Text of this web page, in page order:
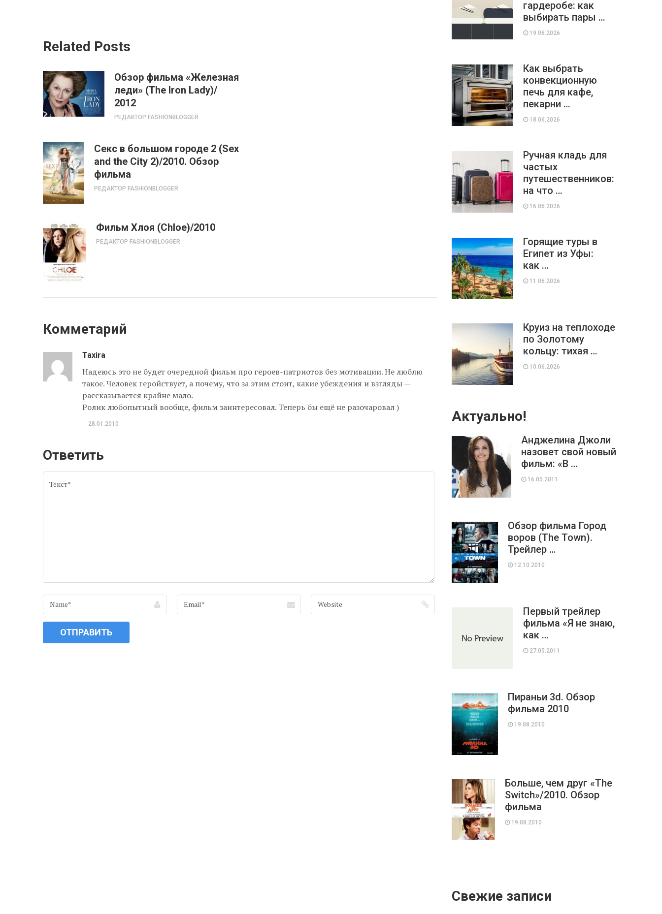
Related Posts
Обзор фильма «Железная
леди» (The Iron Lady)/
2012
РЕДАКТОР FASHIONBLOGGER
Секс в большом городе 2 (Sex
and the City 2)/2010. Обзор
фильма
РЕДАКТОР FASHIONBLOGGER
Фильм Хлоя (Chloe)/2010
РЕДАКТОР FASHIONBLOGGER
Комметарий
Taxira
Надеюсь это не будет очередной фильм про героев-патриотов без мотивации. Не люблю
такое. Человек геройствует, а почему, что за этим стоит, какие убеждения и взгляды —
рассказывается крайне мало.
Ролик любопытный вообще, фильм заинтересовал. Теперь бы ещё не разочаровал )
28.01.2010
Ответить
гардеробе: как
выбирать пары …
19.06.2026
Как выбрать
конвекционную
печь для кафе,
пекарни …
18.06.2026
Ручная кладь для
частых
путешественников:
на что …
16.06.2026
Горящие туры в
Египет из Уфы:
как …
11.06.2026
Круиз на теплоходе
по Золотому
кольцу: тихая …
10.06.2026
Актуально!
Анджелина Джоли
назовет свой новый
фильм: «В …
16.05.2011
Обзор фильма Город
воров (The Town).
Трейлер …
12.10.2010
Первый трейлер
фильма «Я не знаю,
как …
27.05.2011
Пираньи 3d. Обзор
фильма 2010
19.08.2010
Больше, чем друг «The
Switch»/2010. Обзор
фильма
19.08.2010
Свежие записи